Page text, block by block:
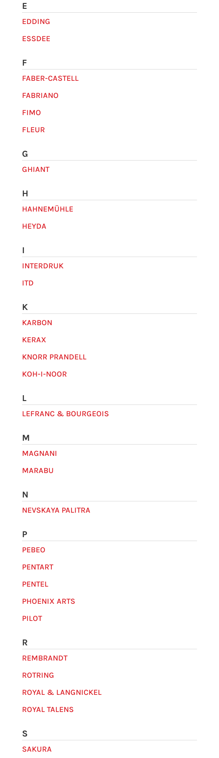
E
EDDING
ESSDEE
F
FABER-CASTELL
FABRIANO
FIMO
FLEUR
G
GHIANT
H
HAHNEMÜHLE
HEYDA
I
INTERDRUK
ITD
K
KARBON
KERAX
KNORR PRANDELL
KOH-I-NOOR
L
LEFRANC & BOURGEOIS
M
MAGNANI
MARABU
N
NEVSKAYA PALITRA
P
PEBEO
PENTART
PENTEL
PHOENIX ARTS
PILOT
R
REMBRANDT
ROTRING
ROYAL & LANGNICKEL
ROYAL TALENS
S
SAKURA